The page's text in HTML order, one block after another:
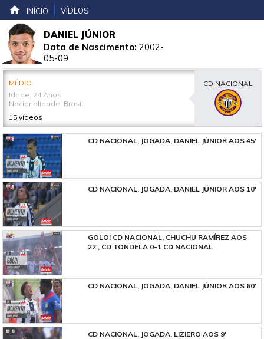
INÍCIO VÍDEOS
DANIEL JÚNIOR
Data de Nascimento: 2002-
05-09
MÉDIO
Idade: 24 Anos
Nacionalidade: Brasil
15 vídeos
CD NACIONAL
CD NACIONAL, JOGADA, DANIEL JÚNIOR AOS 45'
CD NACIONAL, JOGADA, DANIEL JÚNIOR AOS 10'
GOLO! CD NACIONAL, CHUCHU RAMÍREZ AOS
22', CD TONDELA 0-1 CD NACIONAL
CD NACIONAL, JOGADA, DANIEL JÚNIOR AOS 60'
CD NACIONAL, JOGADA, LIZIERO AOS 9'